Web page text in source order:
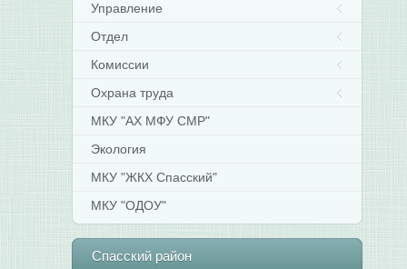
Управление
Отдел
Комиссии
Охрана труда
МКУ "АХ МФУ СМР"
Экология
МКУ "ЖКХ Спасский"
МКУ "ОДОУ"
Спасскийрайон